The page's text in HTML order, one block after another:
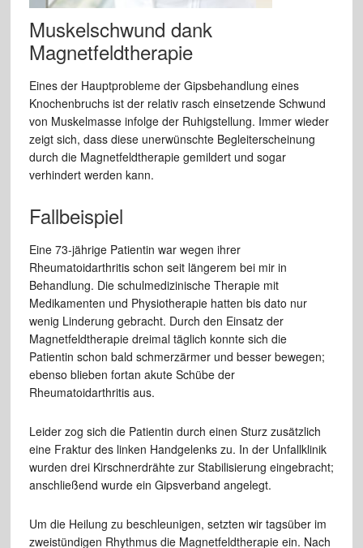
Muskelschwund dank
Magnetfeldtherapie
Eines der Hauptprobleme der Gipsbehandlung eines
Knochenbruchs ist der relativ rasch einsetzende Schwund
von Muskelmasse infolge der Ruhigstellung. Immer wieder
zeigt sich, dass diese unerwünschte Begleiterscheinung
durch die Magnetfeldtherapie gemildert und sogar
verhindert werden kann.
Fallbeispiel
Eine 73-jährige Patientin war wegen ihrer
Rheumatoidarthritis schon seit längerem bei mir in
Behandlung. Die schulmedizinische Therapie mit
Medikamenten und Physiotherapie hatten bis dato nur
wenig Linderung gebracht. Durch den Einsatz der
Magnetfeldtherapie dreimal täglich konnte sich die
Patientin schon bald schmerzärmer und besser bewegen;
ebenso blieben fortan akute Schübe der
Rheumatoidarthritis aus.
Leider zog sich die Patientin durch einen Sturz zusätzlich
eine Fraktur des linken Handgelenks zu. In der Unfallklinik
wurden drei Kirschnerdrähte zur Stabilisierung eingebracht;
anschließend wurde ein Gipsverband angelegt.
Um die Heilung zu beschleunigen, setzten wir tagsüber im
zweistündigen Rhythmus die Magnetfeldtherapie ein. Nach